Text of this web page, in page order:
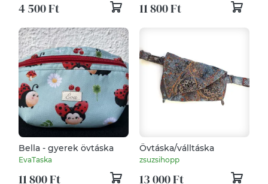
4 500 Ft 11 800 Ft
Bella - gyerek övtáska
EvaTaska
11 800 Ft
Övtáska/válltáska
zsuzsihopp
13 000 Ft